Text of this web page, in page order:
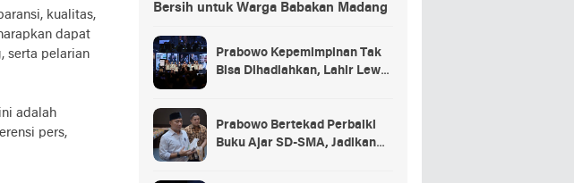
kualitas,
dapat
serta pelarian
adalah
pers,
Bersih untuk Warga Babakan Madang
Prabowo Kepemimpinan Tak
Bisa Dihadiahkan, Lahir Lewat
Prabowo Bertekad Perbaiki
Buku Ajar SD-SMA, Jadikan